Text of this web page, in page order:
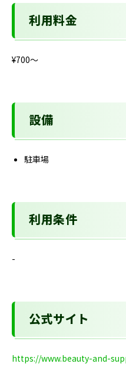
利用料金
¥700〜
設備
駐車場
利用条件
-
公式サイト
https://www.beauty-and-